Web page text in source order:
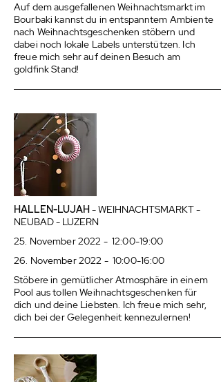
Auf dem ausgefallenen Weihnachtsmarkt im
Bourbaki kannst du in entspanntem Ambiente
nach Weihnachtsgeschenken stöbern und
dabei noch lokale Labels unterstützen. Ich
freue mich sehr auf deinen Besuch am
goldfink Stand!
HALLEN-LUJAH- WEIHNACHTSMARKT -
NEUBAD - LUZERN
25. November 2022 - 12:00-19:00
26. November 2022 - 10:00-16:00
Stöbere in gemütlicher Atmosphäre in einem
Pool aus tollen Weihnachtsgeschenken für
dich und deine Liebsten. Ich freue mich sehr,
dich bei der Gelegenheit kennezulernen!